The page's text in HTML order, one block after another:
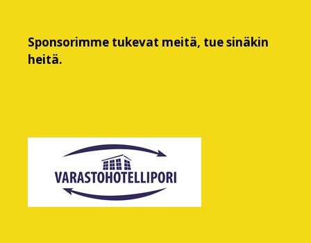
Sponsorimme tukevat meitä, tue sinäkin
heitä.